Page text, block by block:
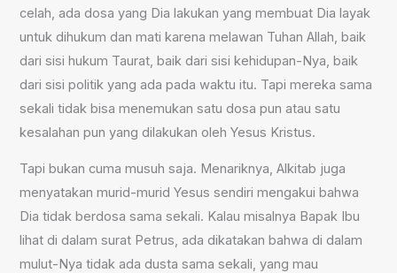
celah, ada dosa yang Dia lakukan yang membuat Dia layak
untuk dihukum dan mati karena melawan Tuhan Allah, baik
dari sisi hukum Taurat, baik dari sisi kehidupan-Nya, baik
dari sisi politik yang ada pada waktu itu. Tapi mereka sama
sekali tidak bisa menemukan satu dosa pun atau satu
kesalahan pun yang dilakukan oleh Yesus Kristus.
Tapi bukan cuma musuh saja. Menariknya, Alkitab juga
menyatakan murid-murid Yesus sendiri mengakui bahwa
Dia tidak berdosa sama sekali. Kalau misalnya Bapak Ibu
lihat di dalam surat Petrus, ada dikatakan bahwa di dalam
mulut-Nya tidak ada dusta sama sekali, yang mau